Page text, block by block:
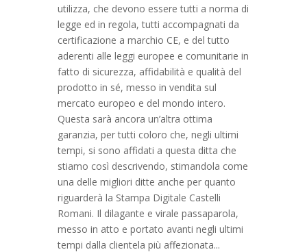
utilizza, che devono essere tutti a norma di
legge ed in regola, tutti accompagnati da
certificazione a marchio CE, e del tutto
aderenti alle leggi europee e comunitarie in
fatto di sicurezza, affidabilità e qualità del
prodotto in sé, messo in vendita sul
mercato europeo e del mondo intero.
Questa sarà ancora un’altra ottima
garanzia, per tutti coloro che, negli ultimi
tempi, si sono affidati a questa ditta che
stiamo così descrivendo, stimandola come
una delle migliori ditte anche per quanto
riguarderà la Stampa Digitale Castelli
Romani. Il dilagante e virale passaparola,
messo in atto e portato avanti negli ultimi
tempi dalla clientela più affezionata...